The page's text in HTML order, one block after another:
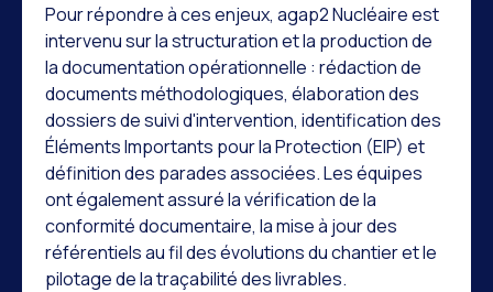
Pour répondre à ces enjeux, agap2 Nucléaire est
intervenu sur la structuration et la production de
la documentation opérationnelle : rédaction de
documents méthodologiques, élaboration des
dossiers de suivi d'intervention, identification des
Éléments Importants pour la Protection (EIP) et
définition des parades associées. Les équipes
ont également assuré la vérification de la
conformité documentaire, la mise à jour des
référentiels au fil des évolutions du chantier et le
pilotage de la traçabilité des livrables.